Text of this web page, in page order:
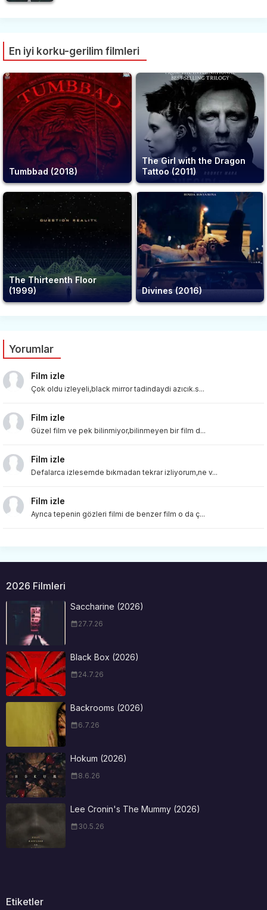
En iyi korku-gerilim filmleri
Tumbbad (2018)
The Girl with the Dragon
Tattoo (2011)
The Thirteenth Floor
(1999)
Divines (2016)
Yorumlar
Film izle
Çok oldu izleyeli,black mirror tadindaydi azıcık.s...
Film izle
Güzel film ve pek bilinmiyor,bilinmeyen bir film d...
Film izle
Defalarca izlesemde bıkmadan tekrar izliyorum,ne v...
Film izle
Ayrıca tepenin gözleri filmi de benzer film o da ç...
2026 Filmleri
Saccharine (2026)
27.7.26
Black Box (2026)
24.7.26
Backrooms (2026)
6.7.26
Hokum (2026)
8.6.26
Lee Cronin's The Mummy (2026)
30.5.26
Etiketler